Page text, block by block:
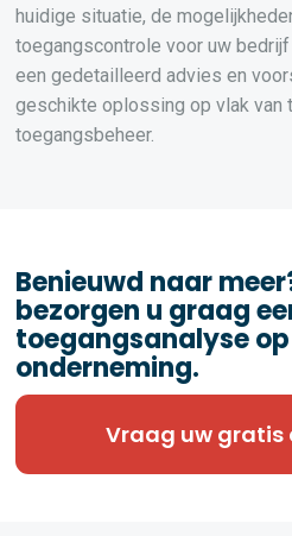
huidige situatie, de
toegangscontrole voor uw
een gedetailleerd advies en
geschikte oplossing op vlak van
toegangsbeheer.
Benieuwd naar
bezorgen u graag
toegangsanalyse
onderneming.
Vraag uw gratis